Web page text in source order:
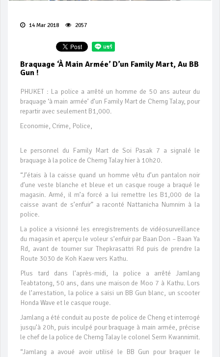
14 Mar 2018 2057
Braquage ‘à Main Armée’ D’un Family Mart, Au BB
Gun !
PHUKET : La police a arrêté un homme de 50 ans auteur du
braquage ‘à main armée’ d’un Family Mart de Cherng Talay, pour
repartir avec seulement B1,000.
Economie, Crime, Police,
Le personnel du Family Mart de Soi Pasak 7 a signalé le
braquage à la police de Cherng Talay hier à 10h20.
“J’étais à la caisse quand un homme vêtu d’un pantalon noir
d’une veste blanche et bleue et un casque rouge a braqué le
magasin. Armé, il m’a forcé a lui remettre les B1,000 de la
caisse avant de s’enfuir” a raconté Nattanicha Numnim à la
police.
La police a visionné les enregistrements de vidéosurveillance
du magasin et aperçu le voleur s’enfuir par Baan Don – Baan Ya
Rd, avant de tourner sur Thepkrasattri Rd puis de prendre la
Route 3030 de Koh Kaew vers Kathu.
Plus tard dans l’après-midi, la police a arrêté Jamlang
Teabtatong, 50 ans, dans une maison de Moo 7 à Kathu. Lors
de l’arrestation, la police a saisi un BB Gun blanc, un scooter
Honda Wave et le casque rouge.
Jamlang a été conduit au poste de police de Cheng et interrogé
jusqu’à 20h, puis inculpé pour braquage à main armée, précise
le chef de la police de Cherng Talay le colonel Serm Kwannimit.
“Jamlang a avoué avoir utilisé le BB Gun pour braquer le